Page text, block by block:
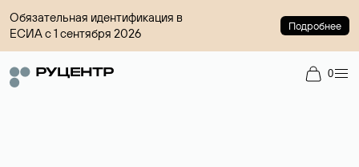
Обязательная идентификация в
ЕСИА с 1 сентября 2026
Подробнее
0